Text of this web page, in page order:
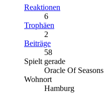
Reaktionen
6
Trophäen
2
Beiträge
58
Spielt gerade
Oracle Of Seasons
Wohnort
Hamburg